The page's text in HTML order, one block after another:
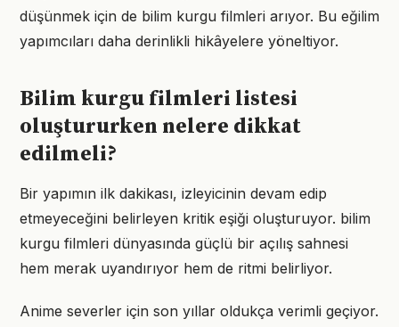
düşünmek için de bilim kurgu filmleri arıyor. Bu eğilim
yapımcıları daha derinlikli hikâyelere yöneltiyor.
Bilim kurgu filmleri listesi
oluştururken nelere dikkat
edilmeli?
Bir yapımın ilk dakikası, izleyicinin devam edip
etmeyeceğini belirleyen kritik eşiği oluşturuyor. bilim
kurgu filmleri dünyasında güçlü bir açılış sahnesi
hem merak uyandırıyor hem de ritmi belirliyor.
Anime severler için son yıllar oldukça verimli geçiyor.